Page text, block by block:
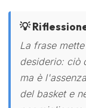
💡
La frase
desiderio: ciò
ma è
del basket e